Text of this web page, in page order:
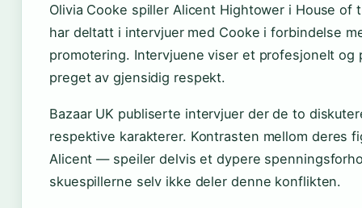
Olivia Cooke spiller Alicent Hightower i House of
har deltatt i intervjuer med Cooke i forbindelse
promotering. Intervjuene viser et profesjonelt og
preget av gjensidig respekt.
Bazaar UK publiserte intervjuer der de to
respektive karakterer. Kontrasten mellom deres
Alicent — speiler delvis et dypere
skuespillerne selv ikke deler denne konflikten.